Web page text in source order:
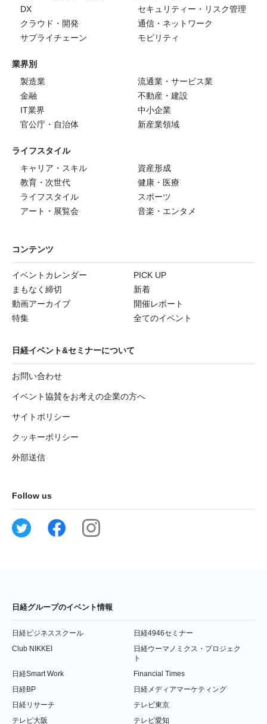
DX
セキュリティー・リスク管理
クラウド・開発
通信・ネットワーク
サプライチェーン
モビリティ
業界別
製造業
流通業・サービス業
金融
不動産・建設
IT業界
中小企業
官公庁・自治体
新産業領域
ライフスタイル
キャリア・スキル
資産形成
教育・次世代
健康・医療
ライフスタイル
スポーツ
アート・展覧会
音楽・エンタメ
コンテンツ
イベントカレンダー
PICK UP
まもなく締切
新着
動画アーカイブ
開催レポート
特集
全てのイベント
日経イベント&セミナーについて
お問い合わせ
イベント協賛をお考えの企業の方へ
サイトポリシー
クッキーポリシー
外部送信
Follow us
日経グループのイベント情報
日経ビジネススクール
日経4946セミナー
Club NIKKEI
日経ウーマノミクス・プロジェク
ト
日経Smart Work
Financial Times
日経BP
日経メディアマーケティング
日経リサーチ
テレビ東京
テレビ大阪
テレビ愛知